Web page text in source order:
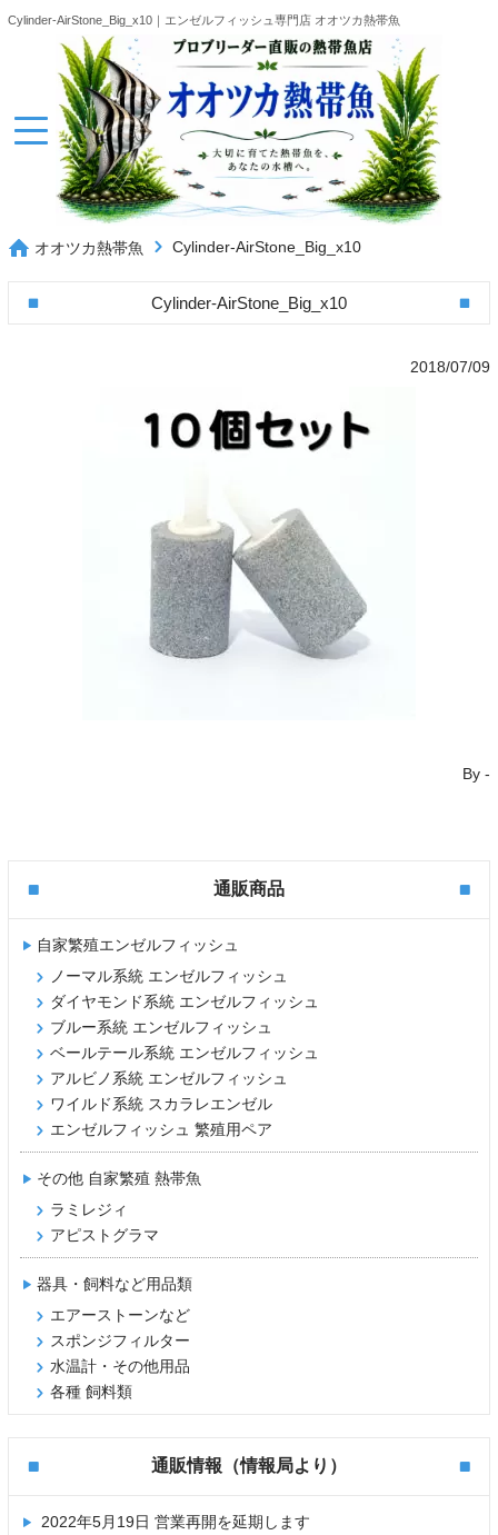
Cylinder-AirStone_Big_x10｜エンゼルフィッシュ専門店 オオツカ熱帯魚
オオツカ熱帯魚 Cylinder-AirStone_Big_x10
Cylinder-AirStone_Big_x10
2018/07/09
By-
通販商品
自家繁殖エンゼルフィッシュ
ノーマル系統 エンゼルフィッシュ
ダイヤモンド系統 エンゼルフィッシュ
ブルー系統 エンゼルフィッシュ
ベールテール系統 エンゼルフィッシュ
アルビノ系統 エンゼルフィッシュ
ワイルド系統 スカラレエンゼル
エンゼルフィッシュ 繁殖用ペア
その他 自家繁殖 熱帯魚
ラミレジィ
アピストグラマ
器具・飼料など用品類
エアーストーンなど
スポンジフィルター
水温計・その他用品
各種 飼料類
通販情報（情報局より）
2022年5月19日 営業再開を延期します